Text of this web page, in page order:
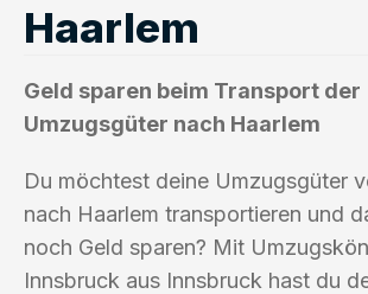
Haarlem
Geld sparen beim Transport der
Umzugsgüter nach Haarlem
Du möchtest deine Umzugsgüter
nach Haarlem transportieren und
noch Geld sparen? Mit
Innsbruck aus Innsbruck hast du